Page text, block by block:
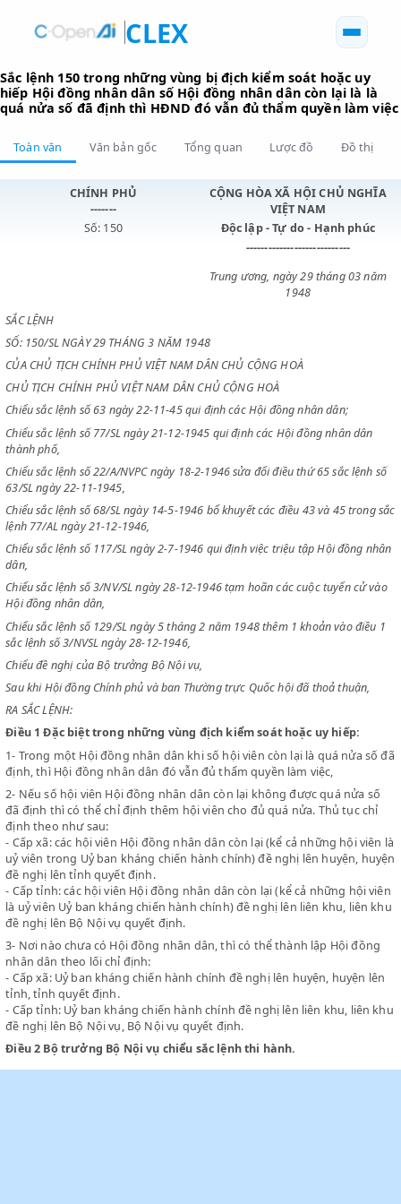
CLEX
Sắc lệnh 150 trong những vùng bị địch kiểm soát hoặc
hiếp Hội đồng nhân dân số Hội đồng nhân dân còn lại
quá nửa số đã định thì HĐND đó vẫn đủ thẩm quyền
Toàn văn
CHÍNH PHỦ
-------
CỘNG HÒA XÃ HỘI CHỦ
VIỆT NAM
Độc lập - Tự do - Hạnh
----------------------------
SẮC LỆNH
SỐ: 150/SL NGÀY 29 THÁNG 3 NĂM 1948
CỦA CHỦ TỊCH CHÍNH PHỦ VIỆT NAM DÂN CHỦ CỘNG HOÀ
CHỦ TỊCH CHÍNH PHỦ VIỆT NAM DÂN CHỦ CỘNG HOÀ
Chiểu sắc lệnh số 63 ngày 22-11-45 qui định các Hội đồng nhân dân;
Chiểu sắc lệnh số 77/SL ngày 21-12-1945 qui định các Hội đồng nhân
thành phố,
Chiểu sắc lệnh số 22/A/NVPC ngày 18-2-1946 sửa đổi điều thứ 65 sắc
63/SL ngày 22-11-1945,
Chiểu sắc lệnh số 68/SL ngày 14-5-1946 bổ khuyết các điều 43 và 45
lệnh 77/AL ngày 21-12-1946,
Chiểu sắc lệnh số 117/SL ngày 2-7-1946 qui định việc triệu tập Hội
dân,
Chiểu sắc lệnh số 3/NV/SL ngày 28-12-1946 tạm hoãn các cuộc tuyển
Hội đồng nhân dân,
Chiểu sắc lệnh số 129/SL ngày 5 tháng 2 năm 1948 thêm 1 khoản vào
sắc lệnh số 3/NVSL ngày 28-12-1946,
Chiểu đề nghị của Bộ trưởng Bộ Nội vụ,
Sau khi Hội đồng Chính phủ và ban Thường trực Quốc hội đã thoả
RA SẮC LỆNH:
Điều 1Đặc biệt trong những vùng địch kiểm soát hoặc uy hiếp:
1-Trong một Hội đồng nhân dân khi số hội viên còn lại là quá
định, thì Hội đồng nhân dân đó vẫn đủ thẩm quyền làm việc,
2-Nếu số hội viên Hội đồng nhân dân còn lại không được quá
đã định thì có thể chỉ định thêm hội viên cho đủ quá nửa. Thủ
định theo như sau:
- Cấp xã: các hội viên Hội đồng nhân dân còn lại (kể cả những hội
uỷ viên trong Uỷ ban kháng chiến hành chính) đề nghị lên
đề nghị lên tỉnh quyết định.
- Cấp tỉnh: các hội viên Hội đồng nhân dân còn lại (kể cả những
là uỷ viên Uỷ ban kháng chiến hành chính) đề nghị lên liên khu,
đề nghị lên Bộ Nội vụ quyết định.
3-Nơi nào chưa có Hội đồng nhân dân, thì có thể thành lập Hội
nhân dân theo lối chỉ định: